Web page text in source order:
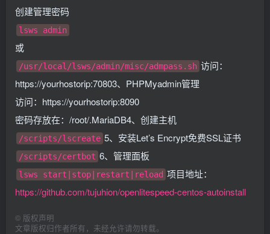
创建管理密码
lsws admin
或
/usr/local/lsws/admin/misc/admpass.sh 访问：
https://yourhostorip:70803、PHPMyadmin管理
访问：https://yourhostorip:8090
密码存放在：/root/.MariaDB4、创建主机
/scripts/lscreate 5、安装Let’s Encrypt免费SSL证书
/scripts/certbot 6、管理面板
lsws start|stop|restart|reload 项目地址：
https://github.com/tujuhion/openlitespeed-centos-autoinstall
© 版权声明
文章版权归作者所有，未经允许请勿转载。